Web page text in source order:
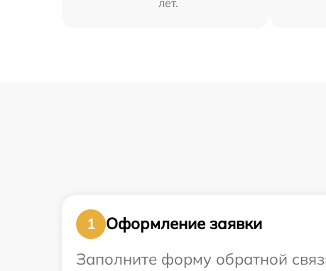
1
Оформление заявки
Заполните форму обратной